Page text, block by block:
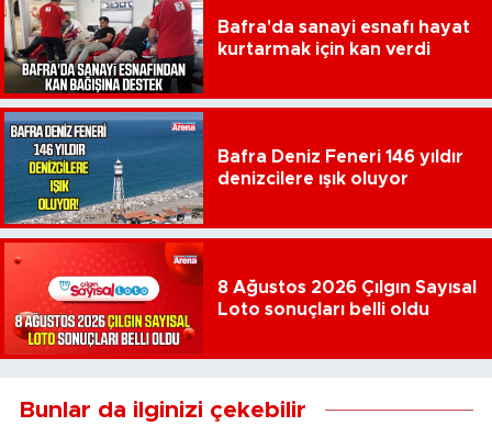
Bafra'da sanayi esnafı hayat
kurtarmak için kan verdi
Bafra Deniz Feneri 146 yıldır
denizcilere ışık oluyor
8 Ağustos 2026 Çılgın Sayısal
Loto sonuçları belli oldu
Bunlar da ilginizi çekebilir